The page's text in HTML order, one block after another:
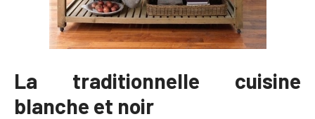
La traditionnelle cuisine
blanche et noir